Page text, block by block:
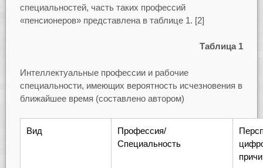
специальностей, часть таких профессий
«пенсионеров» представлена в таблице 1. [2]
Таблица 1
Интеллектуальные профессии и рабочие
специальности, имеющих вероятность исчезновения в
ближайшее время (составлено автором)
Вид
Профессия/
Специальность